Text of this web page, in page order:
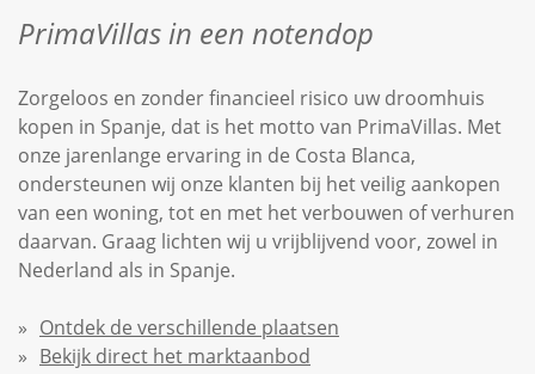
PrimaVillas in een notendop
Zorgeloos en zonder financieel risico uw droomhuis
kopen in Spanje, dat is het motto van PrimaVillas. Met
onze jarenlange ervaring in de Costa Blanca,
ondersteunen wij onze klanten bij het veilig aankopen
van een woning, tot en met het verbouwen of verhuren
daarvan. Graag lichten wij u vrijblijvend voor, zowel in
Nederland als in Spanje.
Ontdek de verschillende plaatsen
Bekijk direct het marktaanbod